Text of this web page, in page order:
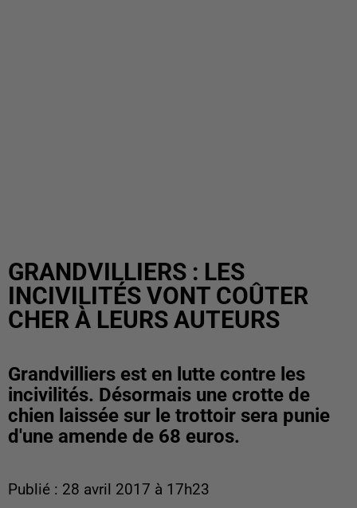
GRANDVILLIERS : LES
INCIVILITÉS VONT COÛTER
CHER À LEURS AUTEURS
Grandvilliers est en lutte contre les
incivilités. Désormais une crotte de
chien laissée sur le trottoir sera punie
d'une amende de 68 euros.
Publié : 28 avril 2017 à 17h23